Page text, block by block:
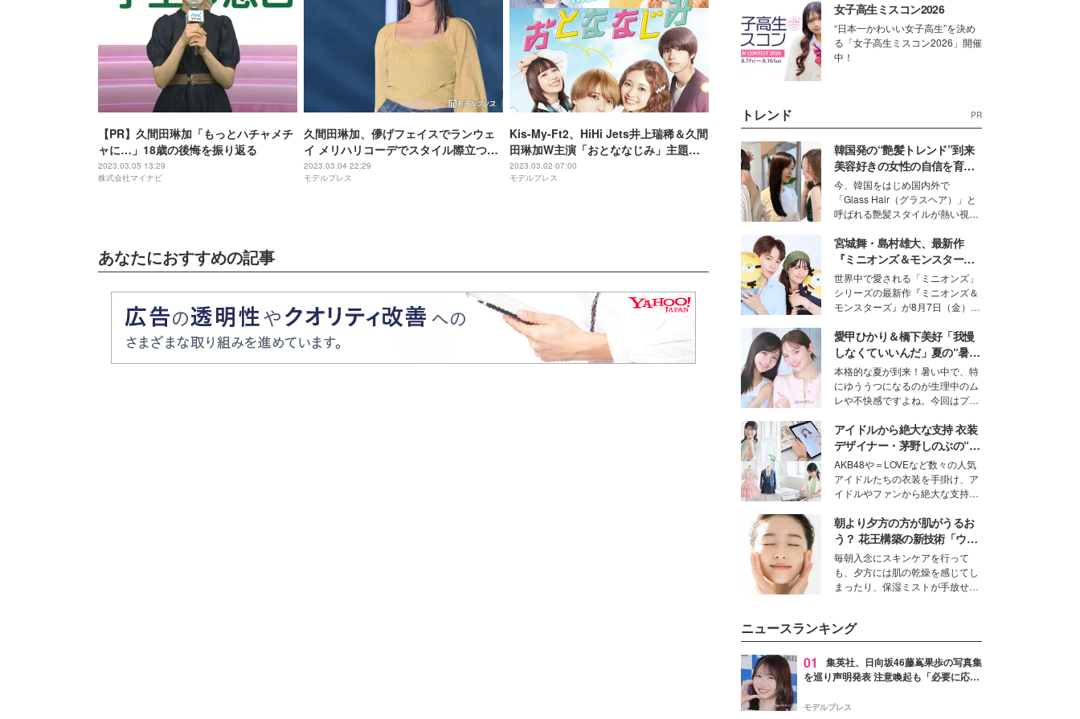
【PR】久間田琳加「もっとハチャメチ
ャに…」18歳の後悔を振り返る
2023.03.05 13:29
株式会社マイナビ
久間田琳加、儚げフェイスでランウェ
イ メリハリコーデでスタイル際立つ＜
TGC 2023 S／S＞
2023.03.04 22:29
モデルプレス
Kis-My-Ft2、HiHi Jets井上瑞稀＆久間
田琳加W主演「おとななじみ」主題歌
に決定 ムズキュン予告＆ポスターも解
禁
2023.03.02 07:00
モデルプレス
あなたにおすすめの記事
女子高生ミスコン2026
“日本一かわいい女子高生”を決め
る「女子高生ミスコン2026」開催
中！
トレンド PR
韓国発の“艶髪トレンド”到来
美容好きの女性の自信を育む
「ヘアケア事情」って？
今、韓国をはじめ国内外で
「Glass Hair（グラスヘア）」と
呼ばれる艶髪スタイルが熱い視線
ションの完成度を高めるベースと
して、“髪そのものの美しさ”に改
めて注目する人が増えている様
子。今回は、そんな憧れの艶やか
な髪を日常で叶える、美容好きの
女性たちのヘアケア事情を紹介し
ます。
宮城舞・島村雄大、最新作
『ミニオンズ＆モンスター
ズ』の魅力熱弁 ハチャメチャ
だけじゃない“友情と絆”に感
動
世界中で愛される「ミニオンズ」
シリーズの最新作『ミニオンズ＆
モンスターズ』が8月7日（金）に
ニオン好き”という共通点を持つモ
デルの宮城舞と島村雄大の特別対
談をお届け！それぞれの視点か
ら、今作ならではの魅力や予想外
の感動をもたらす奥深いストーリ
ーについて熱く語り合ってもらっ
た。
愛甲ひかり＆橋下美好「我慢
しなくていいんだ」夏の“暑さ
対策”の新しい選択肢とは？
本格的な夏が到来！暑い中で、特
にゆううつになるのが生理中のム
レや不快感ですよね。今回はプラ
モデル・愛甲ひかりさんと橋下美
好さんを迎えて本音で女子会トー
ク。猛暑のお出かけを快適に過ご
すヒントや、2人が感動した夏の
生理の新常識にも迫りました。
アイドルから絶大な支持 衣装
デザイナー・茅野しのぶの“可
愛い”を作る美学＜「シチズン
クロスシー」インタビュー＞
AKB48や＝LOVEなど数々の人気
アイドルたちの衣装を手掛け、ア
イドルやファンから絶大な支持を
取締役兼クリエイティブディレク
ター・茅野しのぶ。一人ひとりの
個性に寄り添い、魅力を引き出す
衣装作りは、多くの女性たちに勇
気と自信を与え続けている。
朝より夕方の方が肌がうるお
う？ 花王構築の新技術「ウォ
ーターキャプチャリングスキ
ン（捕水肌）」がスキンケア
の常識を変える予感
毎朝入念にスキンケアを行って
も、夕方には肌の乾燥を感じてし
まったり、保湿ミストが手放せな
性を秘めた、革新的な「Water
Capturing Skin（ウォーターキャ
プチャリングスキン：捕水肌）」
技術を、花王が構築した。
ニュースランキング
01
集英社、日向坂46藤嶌果歩の写真集
を巡り声明発表 注意喚起も「必要に応じ
モデルプレス